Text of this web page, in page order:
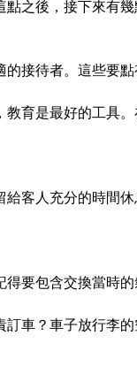
之後，接下來有幾
接待者。這些要
育是最好的工具
客人充分的時間
要包含交換當時
車？車子放行李